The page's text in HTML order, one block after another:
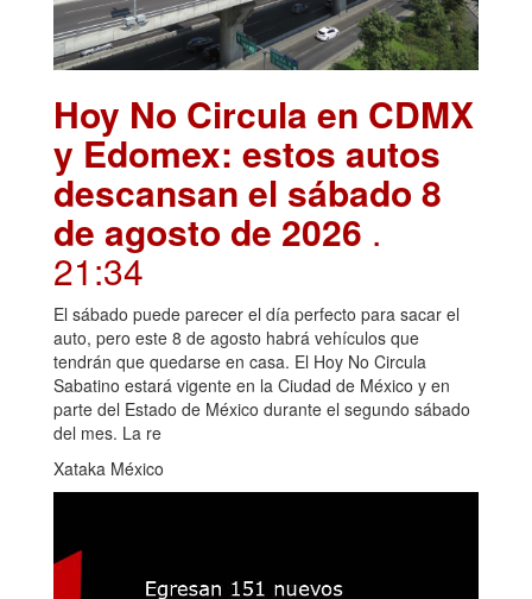
Hoy No Circula en CDMX
y Edomex: estos autos
descansan el sábado 8
de agosto de 2026 .
21:34
El sábado puede parecer el día perfecto para sacar el
auto, pero este 8 de agosto habrá vehículos que
tendrán que quedarse en casa. El Hoy No Circula
Sabatino estará vigente en la Ciudad de México y en
parte del Estado de México durante el segundo sábado
del mes. La re
Xataka México